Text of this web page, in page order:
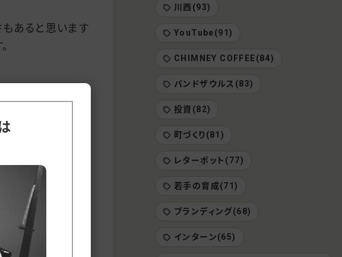
あると思います
いしやすい友
メなところ！時
改善していただ
ベント」にして
が“イベント直
も改善できてい
川西(93)
YouTube(91)
CHIMNEY COFFEE(84)
バンドザウルス(83)
投資(82)
町づくり(81)
レターポット(77)
若手の育成(71)
ブランディング(68)
インターン(65)